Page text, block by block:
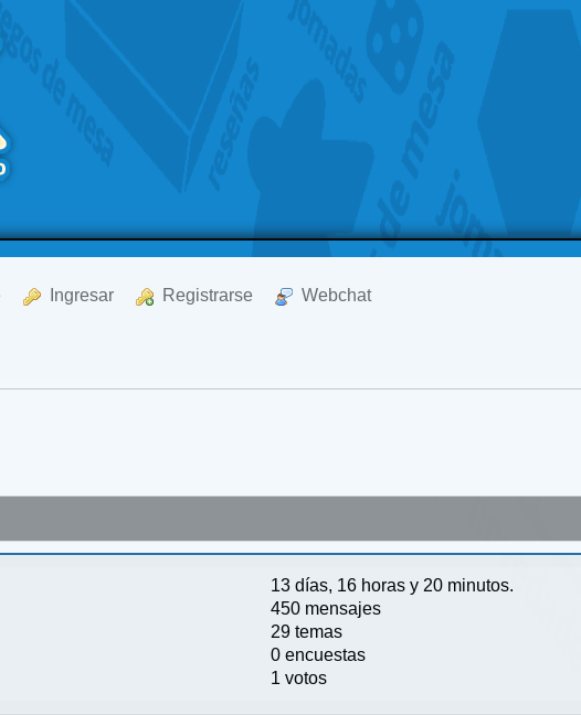
Ingresar Registrarse Webchat
13 días, 16 horas y 20 minutos.
450 mensajes
29 temas
0 encuestas
1 votos